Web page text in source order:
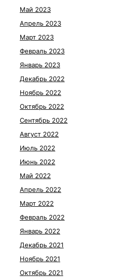
Май 2023
Апрель 2023
Март 2023
Февраль 2023
Январь 2023
Декабрь 2022
Ноябрь 2022
Октябрь 2022
Сентябрь 2022
Август 2022
Июль 2022
Июнь 2022
Май 2022
Апрель 2022
Март 2022
Февраль 2022
Январь 2022
Декабрь 2021
Ноябрь 2021
Октябрь 2021